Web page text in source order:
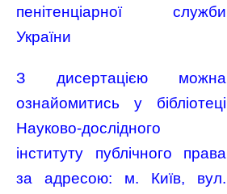
пенітенціарної служби
України
З дисертацією можна
ознайомитись у бібліотеці
Науково-дослідного
інституту публічного права
за адресою: м. Київ, вул.